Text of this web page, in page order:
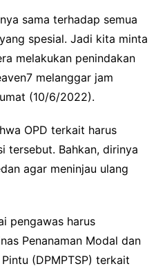
sama terhadap semua
spesial. Jadi kita minta
melakukan penindakan
melanggar jam
(10/6/2022).
OPD terkait harus
tersebut. Bahkan, dirinya
agar meninjau ulang
pengawas harus
Penanaman Modal dan
(DPMPTSP) terkait